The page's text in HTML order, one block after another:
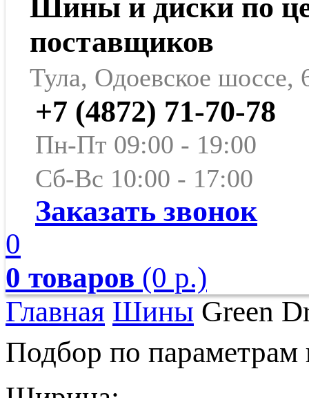
Шины и диски по
поставщиков
Тула, Одоевское шоссе,
+7 (4872) 71-70-78
Пн-Пт 09:00 - 19:00
Сб-Вс 10:00 - 17:00
Заказать звонок
0
0 товаров (0 р.)
Главная Шины Green
Подбор по